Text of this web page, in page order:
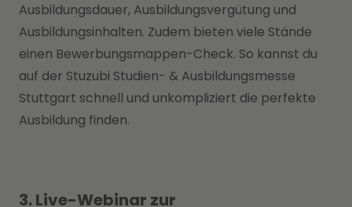
Ausbildungsdauer, Ausbildungsvergütung und
Ausbildungsinhalten. Zudem bieten viele Stände
einen Bewerbungsmappen-Check. So kannst du
auf der Stuzubi Studien- & Ausbildungsmesse
Stuttgart schnell und unkompliziert die perfekte
Ausbildung finden.
3. Live-Webinar zur